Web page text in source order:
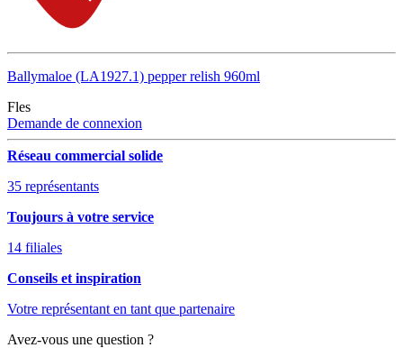
Ballymaloe (LA1927.1) pepper relish 960ml
Fles
Demande de connexion
Réseau commercial solide
35 représentants
Toujours à votre service
14 filiales
Conseils et inspiration
Votre représentant en tant que partenaire
Avez-vous une question ?